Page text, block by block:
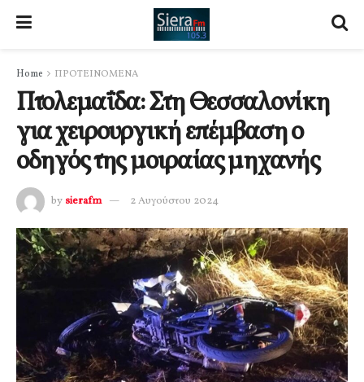
Home ΠΡΟΤΕΙΝΟΜΕΝΑ
Πτολεμαΐδα: Στη Θεσσαλονίκη
για χειρουργική επέμβαση ο
οδηγός της μοιραίας μηχανής
by sierafm 2 Αυγούστου 2024